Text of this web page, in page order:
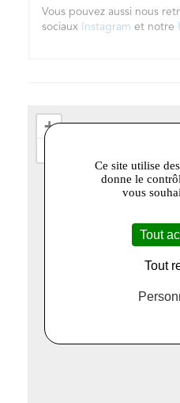
Vous pouvez aussi nous
sociaux
Instagram et notre
+
Ce site utilise
donne le
vous
Tout
Tout